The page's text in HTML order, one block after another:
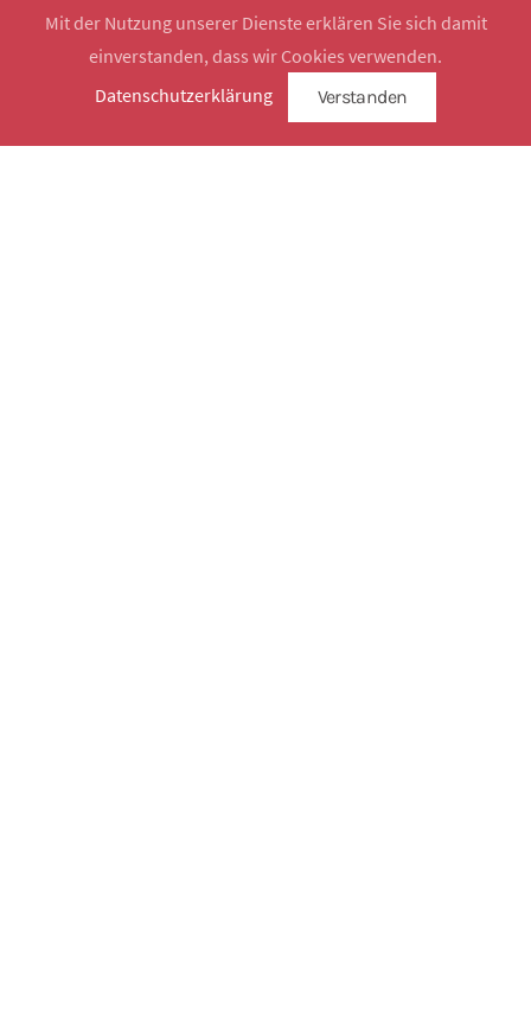
Mit der Nutzung unserer Dienste erklären Sie sich damit
einverstanden, dass wir Cookies verwenden.
Datenschutzerklärung
Verstanden